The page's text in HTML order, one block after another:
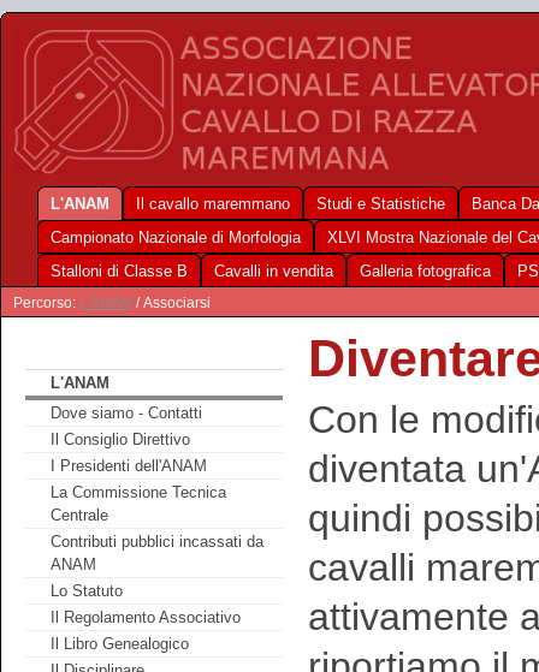
L'ANAM Il cavallo maremmano Studi e Statistiche
Banca
Campionato Nazionale di Morfologia
XLVI Mostra Nazionale del
Stalloni di Classe B
Cavalli in vendita Galleria fotografica
Percorso: L'ANAM / Associarsi
L'ANAM
Dove siamo - Contatti
Il Consiglio Direttivo
I Presidenti dell'ANAM
La Commissione Tecnica
Centrale
Contributi pubblici incassati da
ANAM
Lo Statuto
Il Regolamento Associativo
Il Libro Genealogico
Con le
diventata
quindi
cavalli
attivamente